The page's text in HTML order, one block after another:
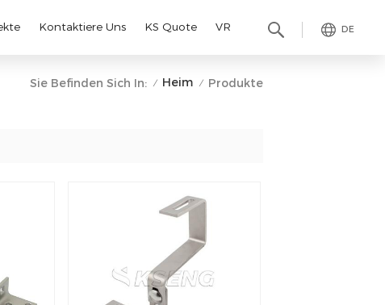
DE
Kontaktiere Uns KS Quote VR
Sie Befinden Sich In: / Heim / Produkte